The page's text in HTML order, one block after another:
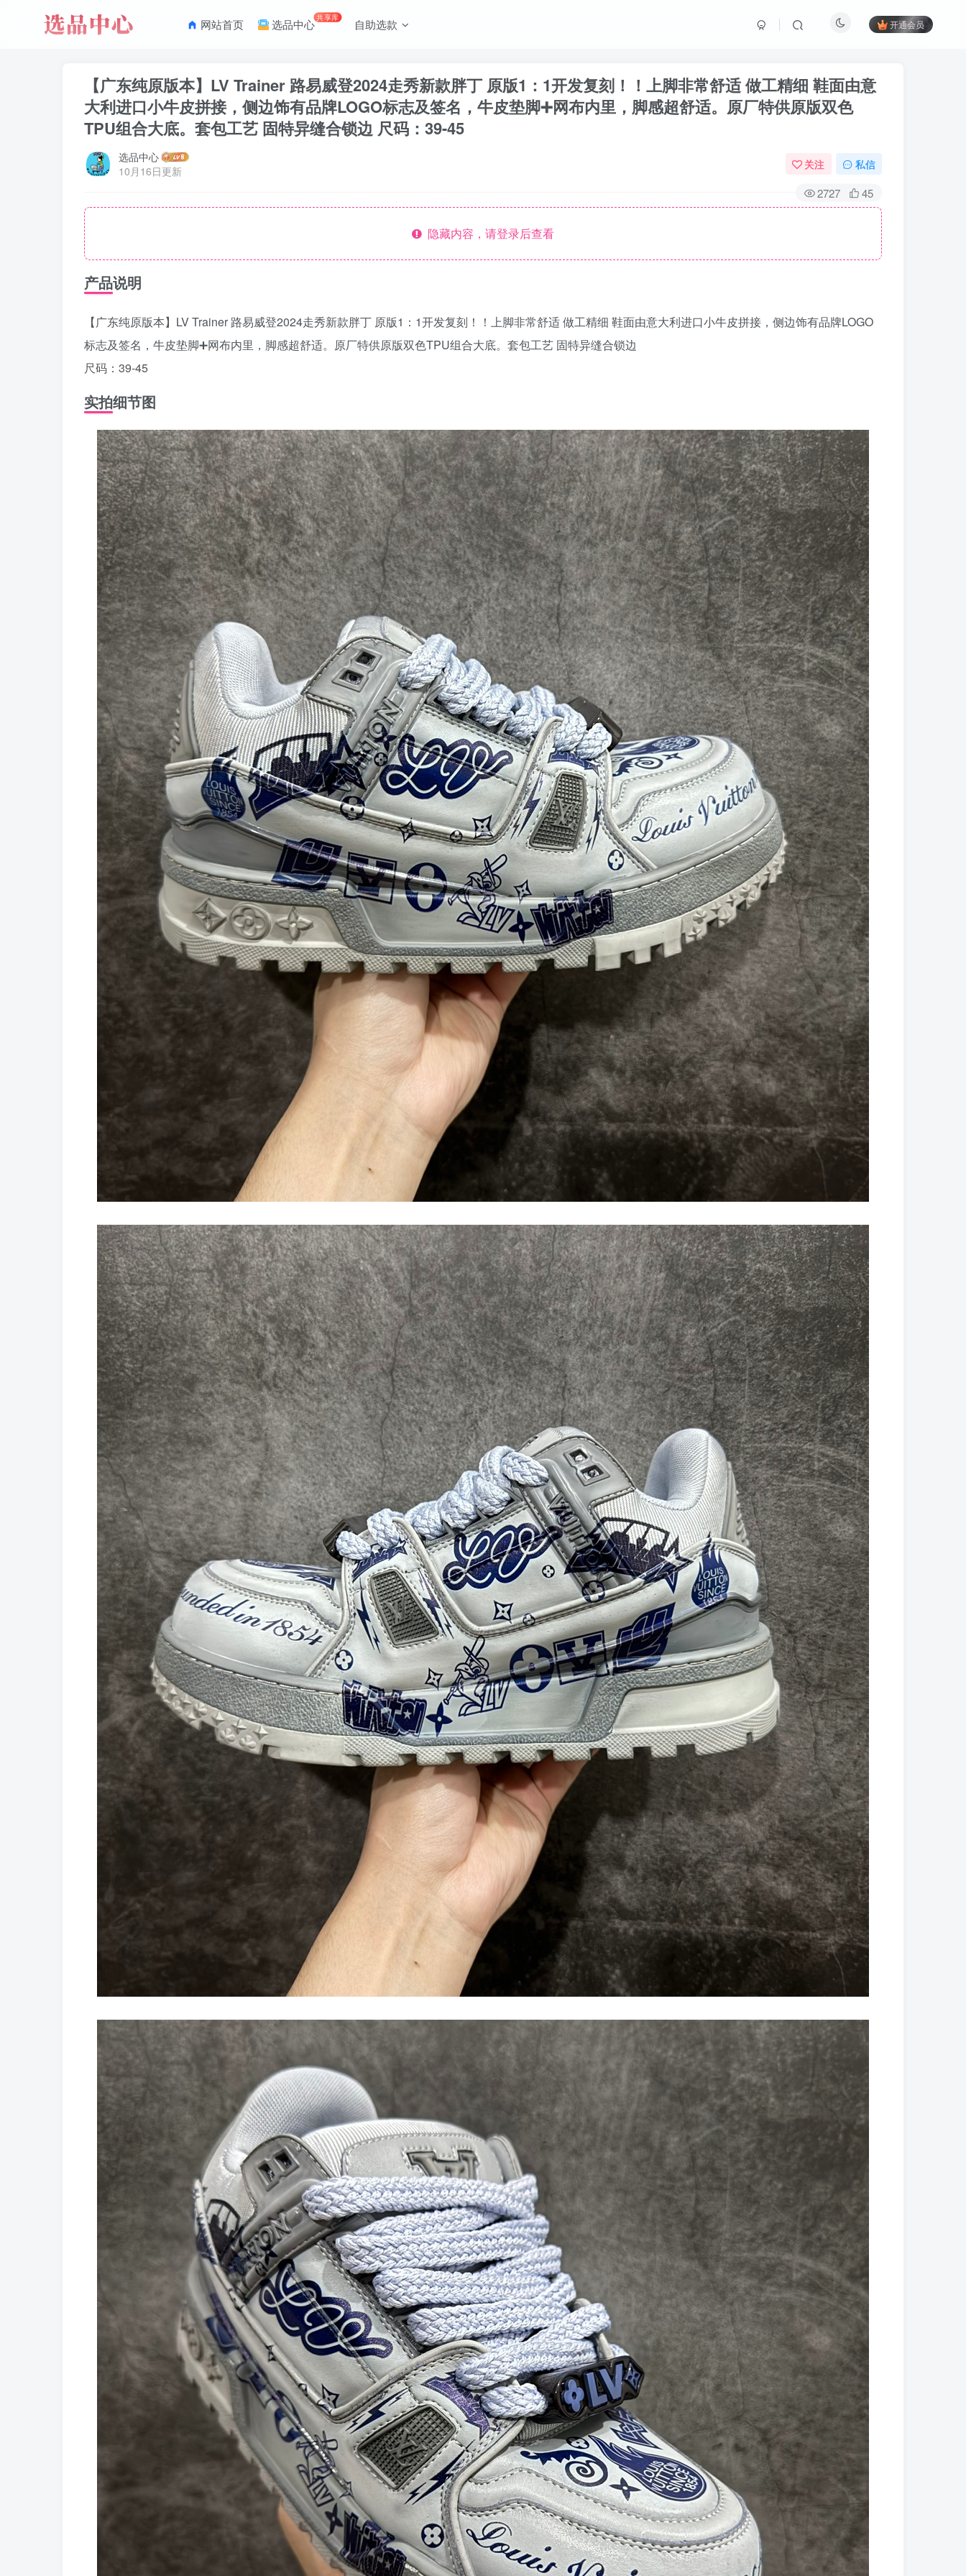
网站首页 选品中心共享库 自助选款 开通会员
【广东纯原版本】LV Trainer 路易威登2024走秀新款胖丁 原版1：1开发复刻！！上脚非常舒适 做工精细 鞋面由意
大利进口小牛皮拼接，侧边饰有品牌LOGO标志及签名，牛皮垫脚➕网布内里，脚感超舒适。原厂特供原版双色
TPU组合大底。套包工艺 固特异缝合锁边 尺码：39-45
选品中心
10月16日更新
关注 私信
2727 45
隐藏内容，请登录后查看
产品说明
【广东纯原版本】LV Trainer 路易威登2024走秀新款胖丁 原版1：1开发复刻！！上脚非常舒适 做工精细 鞋面由意大利进口小牛皮拼接，侧边饰有品牌LOGO
标志及签名，牛皮垫脚➕网布内里，脚感超舒适。原厂特供原版双色TPU组合大底。套包工艺 固特异缝合锁边
尺码：39-45
实拍细节图